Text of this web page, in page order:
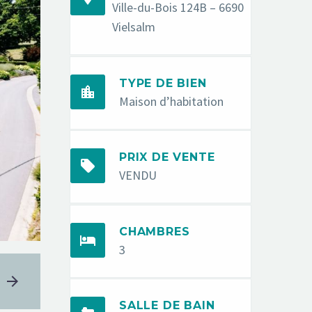
Ville-du-Bois 124B – 6690
Vielsalm


TYPE DE BIEN
Maison d’habitation


PRIX DE VENTE
VENDU


CHAMBRES
3
SALLE DE BAIN